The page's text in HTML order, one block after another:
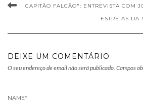
"CAPITÃO FALCÃO": ENTREVISTA COM
ESTREIAS DA
DEIXE UM COMENTÁRIO
O seu endereço de email não será publicado. Campos
NAME*